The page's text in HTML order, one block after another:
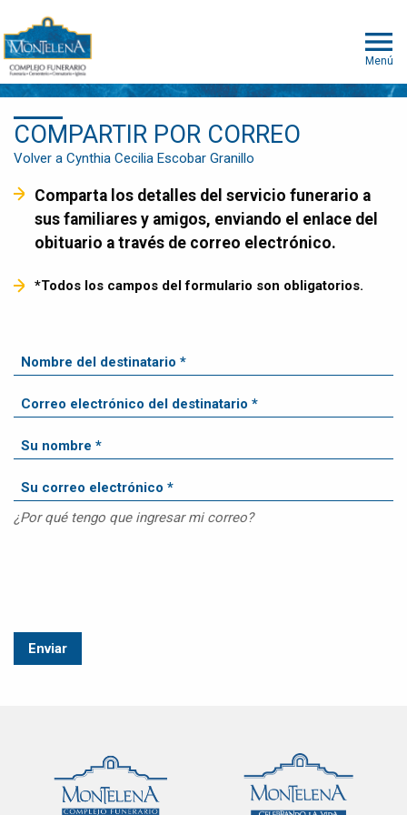
Menú
COMPARTIR POR CORREO
Volver a Cynthia Cecilia Escobar Granillo
Comparta los detalles del servicio funerario a
sus familiares y amigos, enviando el enlace del
obituario a través de correo electrónico.
*Todos los campos del formulario son obligatorios.
¿Por qué tengo que ingresar mi correo?